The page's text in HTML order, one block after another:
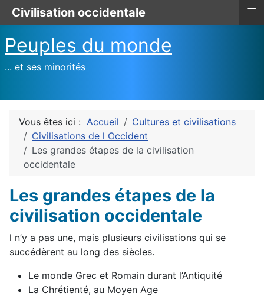
Peuples du monde
... et ses minorités
Vous êtes ici : Accueil
Cultures et civilisations
Civilisations de l Occident
Les grandes étapes de la civilisation
occidentale
Les grandes étapes de la
civilisation occidentale
l n’y a pas une, mais plusieurs civilisations qui se
succédèrent au long des siècles.
Le monde Grec et Romain durant l’Antiquité
La Chrétienté, au Moyen Age
Civilisation occidentale ≡